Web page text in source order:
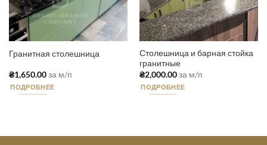
Гранитная столешница
₴1,650.00за м/п
ПОДРОБНЕЕ
Столешница и барная стойка
гранитные
₴2,000.00за м/п
ПОДРОБНЕЕ